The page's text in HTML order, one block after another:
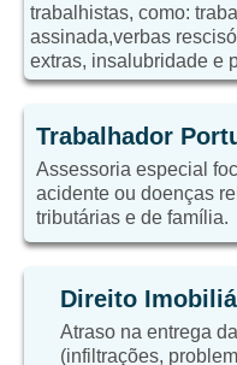
trabalhistas, como:
assinada,verbas
extras, insalubridade e
Trabalhador
Assessoria especial
acidente ou doenças
tributárias e de família.
Direito
Atraso na entrega
(infiltrações,